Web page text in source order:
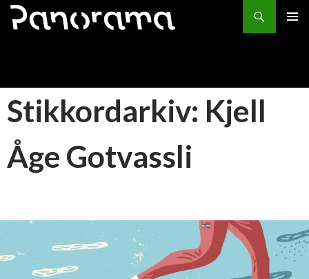
Søk
HOPP
Stikkordarkiv: Kjell
Åge Gotvassli